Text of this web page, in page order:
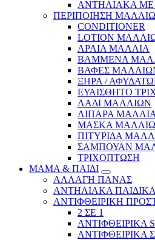
ΑΝΤΗΛΙΑΚΑ
ΠΕΡΙΠΟΙΗΣΗ
CONDITIONER
LOTION
ΑΡΑΙΑ ΜΑΛΛΙΑ
ΒΑΜΜΕΝΑ
ΒΑΦΕΣ
ΞΗΡΑ /
ΕΥΑΙΣΘΗΤΟ
ΛΑΔΙ ΜΑΛΛΙΩΝ
ΛΙΠΑΡΑ ΜΑΛΛΙΑ
ΜΑΣΚΑ
ΠΙΤΥΡΙΔΑ
ΣΑΜΠΟΥΑΝ
ΤΡΙΧΟΠΤΩΣΗ
ΜΑΜΑ & ΠΑΙΔΙ
ΑΛΛΑΓΗ ΠΑΝΑΣ
ΑΝΤΗΛΙΑΚΑ ΠΑΙΔΙΚΑ
ΑΝΤΙΦΘΕΙΡΙΚΗ
2 ΣΕ 1
ΑΝΤΙΦΘΕΙΡΙΚΑ
ΑΝΤΙΦΘΕΙΡΙΚΑ